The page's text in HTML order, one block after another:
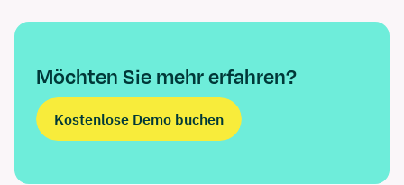
Möchten Sie mehr erfahren?
Kostenlose Demo buchen